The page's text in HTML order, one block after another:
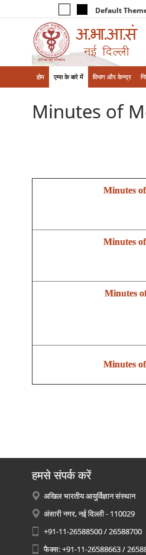
Default
होम एम्‍स के बारे में विभाग और केन्‍द्र
Minutes of
Minutes
Minutes
Minutes
Minutes
हमसे संपर्क करें
अखिल भारतीय आयुर्विज्ञान संस्थान
अंसारी नगर, नई दिल्ली - 110029
+91-11-26588500 / 26588700
फैक्स: +91-11-26588663 /